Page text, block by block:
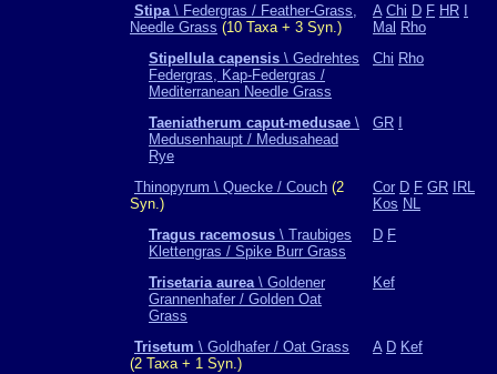
Stipa\ Federgras / Feather-Grass,
Needle Grass (10 Taxa + 3 Syn.)
A Chi D F HR
Mal Rho
Stipellula capensis \ Gedrehtes
Federgras, Kap-Federgras /
Mediterranean Needle Grass
Chi Rho
Taeniatherum caput-medusae \
Medusenhaupt / Medusahead
Rye
GR
Thinopyrum \ Quecke / Couch (2
Syn.)
Cor D F GR
IRL
Kos NL
Tragus racemosus \ Traubiges
Klettengras / Spike Burr Grass
D F
Trisetaria aurea\ Goldener
Grannenhafer / Golden Oat
Grass
Kef
Trisetum \ Goldhafer / Oat Grass
(2 Taxa + 1 Syn.)
A D Kef